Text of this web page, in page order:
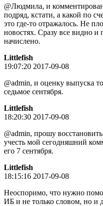
@Людмила, и
подряд, кстати, а какой по
это где-то отражалось. Не
новостях. Сразу все видно и
начислено.
Littlefish
19:07:20 2017-09-08
@admin, и оценку выпуска
седьмое сентября.
Littlefish
18:20:30 2017-09-08
@admin, прошу
учесть мой сегодняшний
его 7 сентября.
Littlefish
18:15:16 2017-09-08
Неоспоримо, что нужно
ИБ и не только словом, но и